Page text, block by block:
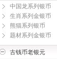
中国龙系列银币
生肖系列金银币
熊猫系列银币
题材系列金银币
古钱币老银元